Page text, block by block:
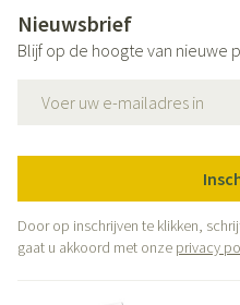
Nieuwsbrief
Blijf op de hoogte van nieuwe
Door op inschrijven te klikken,
gaat u akkoord met onze privacy